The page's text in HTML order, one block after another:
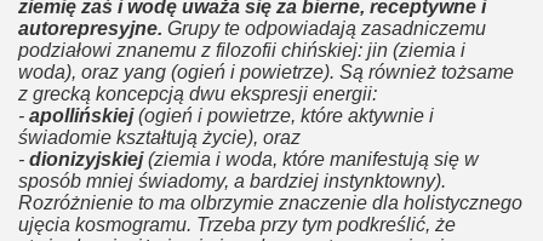
ziemię zaś i wodę uważa się za bierne, receptywne i
autorepresyjne. Grupy te odpowiadają zasadniczemu
podziałowi znanemu z filozofii chińskiej: jin (ziemia i
woda), oraz yang (ogień i powietrze). Są również tożsame
z grecką koncepcją dwu ekspresji energii:
- apollińskiej(ogień i powietrze, które aktywnie i
świadomie kształtują życie), oraz
- dionizyjskiej(ziemia i woda, które manifestują się w
sposób mniej świadomy, a bardziej instynktowny).
Rozróżnienie to ma olbrzymie znaczenie dla holistycznego
ujęcia kosmogramu. Trzeba przy tym podkreślić, że